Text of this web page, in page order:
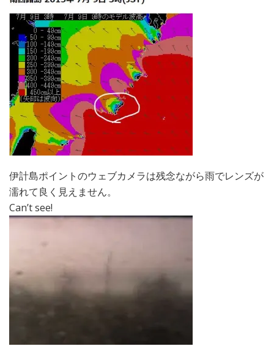
伊計島ポイントのウェブカメラは残念ながら雨でレンズが
濡れて良く見えません。
Can’t see!